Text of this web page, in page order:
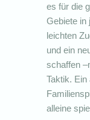
es für die
Gebiete in
leichten
und ein
schaffen
Taktik.
alleine